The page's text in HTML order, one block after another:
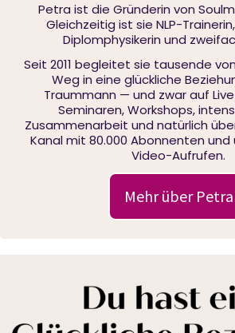
Petra ist die Gründerin von
Gleichzeitig ist sie NLP-
Diplomphysikerin und
Seit 2011 begleitet sie tausende
Weg in eine glückliche
Traummann — und zwar auf
Seminaren, Workshops,
Zusammenarbeit und natürlich
Kanal mit 80.000 Abonnenten und
Video-Aufrufen.
Mehr über Petra